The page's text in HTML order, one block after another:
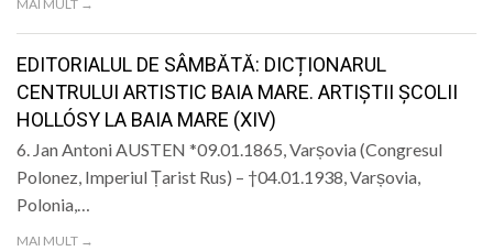
MAI MULT →
EDITORIALUL DE SÂMBĂTĂ: DICȚIONARUL
CENTRULUI ARTISTIC BAIA MARE. ARTIȘTII ȘCOLII
HOLLÓSY LA BAIA MARE (XIV)
6. Jan Antoni AUSTEN *09.01.1865, Varșovia (Congresul
Polonez, Imperiul Țarist Rus) – †04.01.1938, Varșovia,
Polonia,…
MAI MULT →